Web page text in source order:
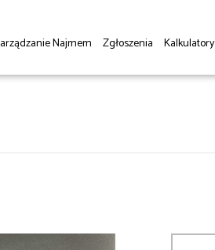
Najmem Zgłoszenia Kalkulatory